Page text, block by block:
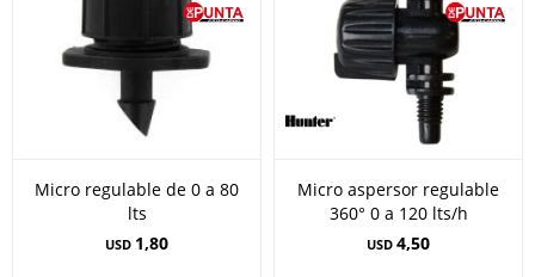
Micro regulable de 0 a 80
lts
USD 1,80
Micro aspersor regulable
360° 0 a 120 lts/h
USD 4,50